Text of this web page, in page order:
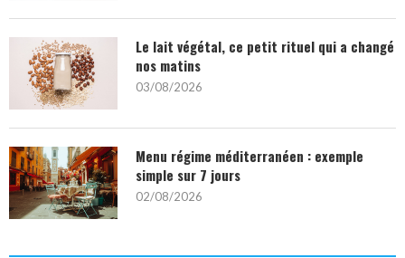
Le lait végétal, ce petit rituel qui a changé
nos matins
03/08/2026
Menu régime méditerranéen : exemple
simple sur 7 jours
02/08/2026